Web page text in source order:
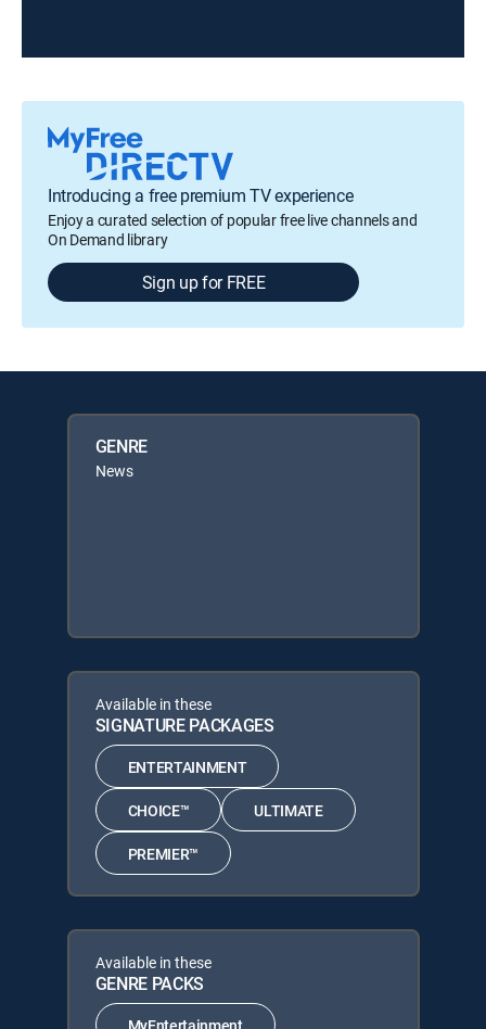
Introducing a free premium TV experience
Enjoy a curated selection of popular free live channels and
On Demand library
Sign up for FREE
GENRE
News
Available in these
SIGNATURE PACKAGES
ENTERTAINMENT
CHOICE™ ULTIMATE
PREMIER™
Available in these
GENRE PACKS
MyEntertainment